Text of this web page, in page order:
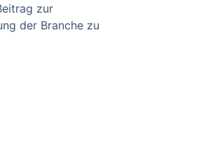
zur
der Branche zu